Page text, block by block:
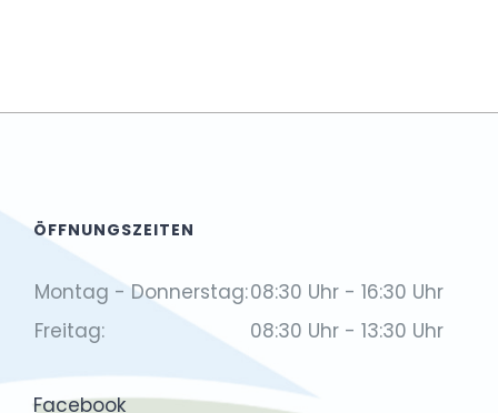
ÖFFNUNGSZEITEN
Montag - Donnerstag:08:30 Uhr - 16:30 Uhr
Freitag:
08:30 Uhr - 13:30 Uhr
Facebook